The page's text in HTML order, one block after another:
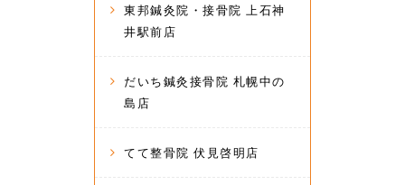
東邦鍼灸院・接骨院 上石神
井駅前店
だいち鍼灸接骨院 札幌中の
島店
てて整骨院 伏見啓明店